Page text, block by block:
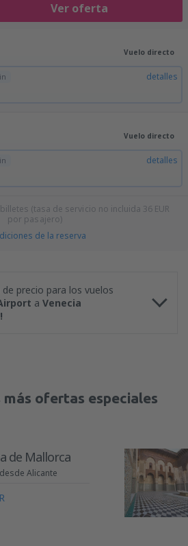
Ver oferta
Vuelo directo
detalles
Vuelo directo
detalles
(tasa de servicio no incluida 36 EUR
por pasajero)
de la reserva
precio para los vuelos
a Venecia
más ofertas especiales
de Mallorca
Alicante